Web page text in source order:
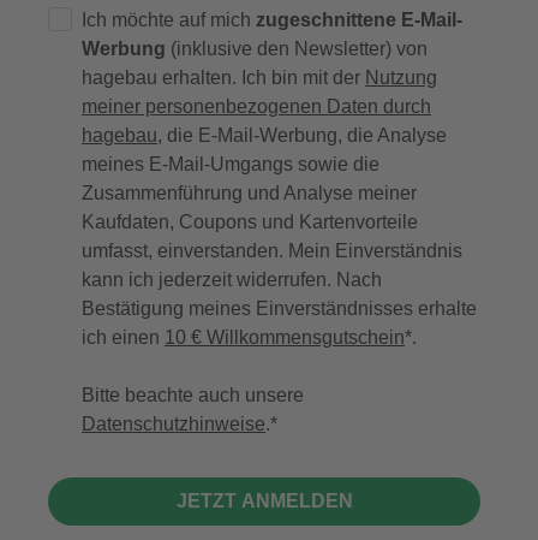
Ich möchte auf mich zugeschnittene E-Mail-
Werbung (inklusive den Newsletter) von
hagebau erhalten. Ich bin mit der Nutzung
meiner personenbezogenen Daten durch
hagebau, die E-Mail-Werbung, die Analyse
meines E-Mail-Umgangs sowie die
Zusammenführung und Analyse meiner
Kaufdaten, Coupons und Kartenvorteile
umfasst, einverstanden. Mein Einverständnis
kann ich jederzeit widerrufen. Nach
Bestätigung meines Einverständnisses erhalte
ich einen 10 € Willkommensgutschein*.
Bitte beachte auch unsere
Datenschutzhinweise.
JETZT ANMELDEN